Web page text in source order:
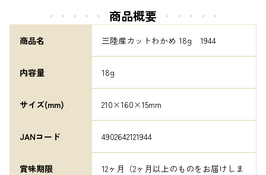
・・・・・ 商品概要 ・・・・・
商品名 三陸産カットわかめ 18g　1944
内容量 18g
サイズ(mm) 210×160×15mm
JANコード 4902642121944
賞味期限
12ヶ月（2ヶ月以上のものをお届けしま